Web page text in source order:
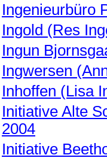
Ingenieurbüro
Ingold (Res
Ingun
Ingwersen
Inhoffen (Lisa
Initiative Alte
2004
Initiative